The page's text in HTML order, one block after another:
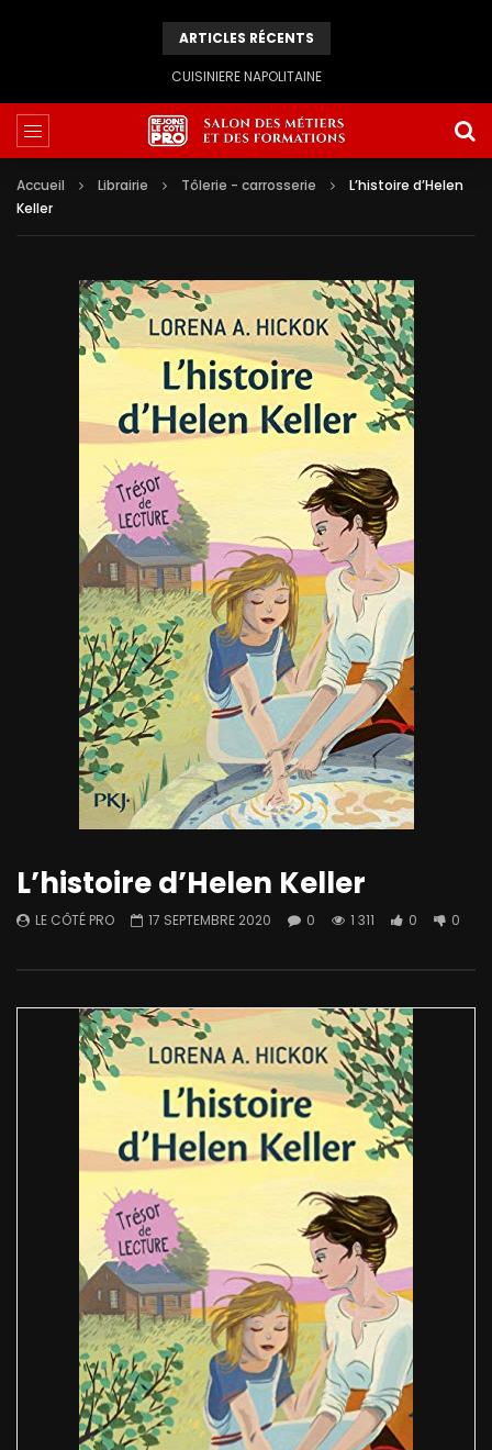
ARTICLES RÉCENTS
CUISINIERE NAPOLITAINE
Accueil Librairie Tôlerie - carrosserie
L’histoire d’Helen
Keller
L’histoire d’Helen Keller
LE CÔTÉ PRO 17 SEPTEMBRE 2020 0 1 311 0 0